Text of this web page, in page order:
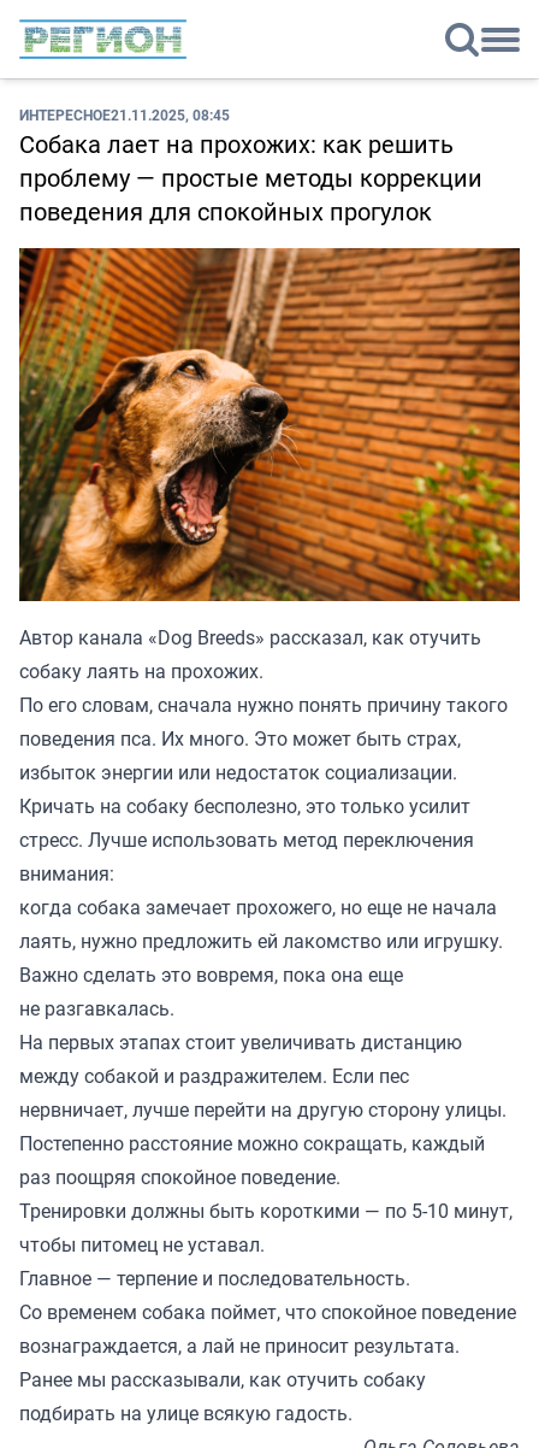
ИНТЕРЕСНОЕ21.11.2025, 08:45
Собака лает на прохожих: как решить
проблему — простые методы коррекции
поведения для спокойных прогулок
Автор канала «Dog Breeds» рассказал, как отучить
собаку лаять на прохожих.
По его словам, сначала нужно понять причину такого
поведения пса. Их много. Это может быть страх,
избыток энергии или недостаток социализации.
Кричать на собаку бесполезно, это только усилит
стресс. Лучше использовать метод переключения
внимания:
когда собака замечает прохожего, но еще не начала
лаять, нужно предложить ей лакомство или игрушку.
Важно сделать это вовремя, пока она еще
не разгавкалась.
На первых этапах стоит увеличивать дистанцию
между собакой и раздражителем. Если пес
нервничает, лучше перейти на другую сторону улицы.
Постепенно расстояние можно сокращать, каждый
раз поощряя спокойное поведение.
Тренировки должны быть короткими — по 5-10 минут,
чтобы питомец не уставал.
Главное — терпение и последовательность.
Со временем собака поймет, что спокойное поведение
вознаграждается, а лай не приносит результата.
Ранее мы рассказывали, как отучить собаку
подбирать на улице всякую гадость.